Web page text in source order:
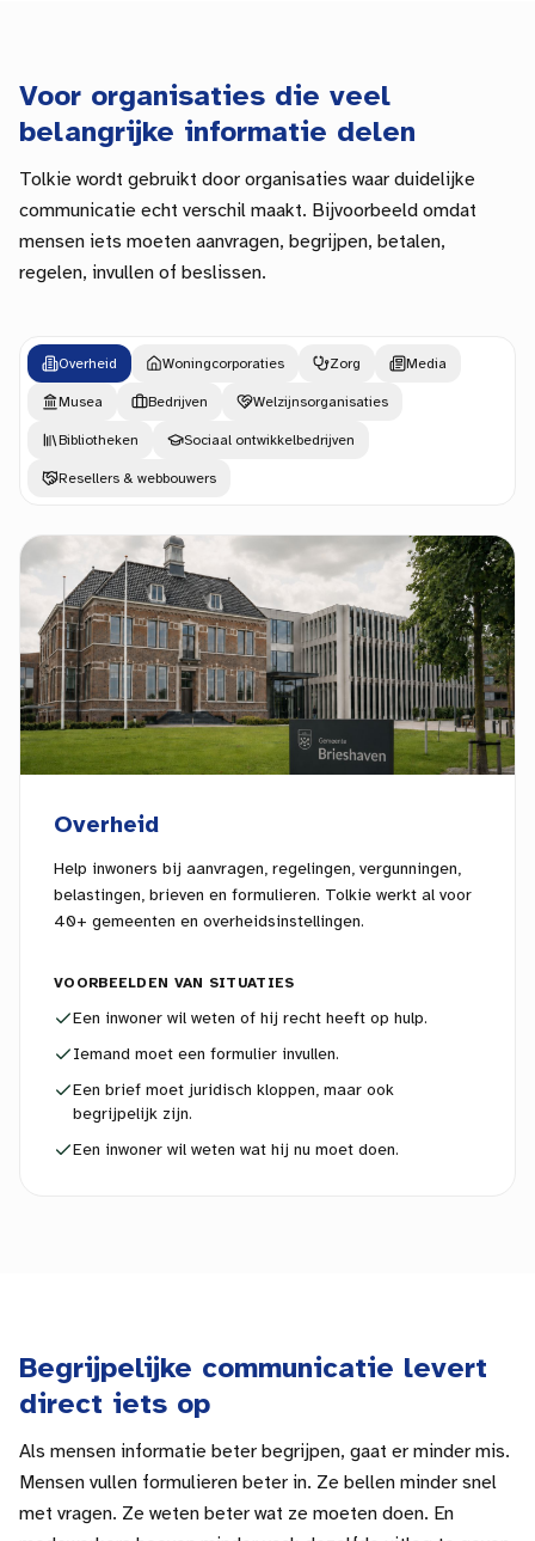
Voor organisaties die veel
belangrijke informatie delen
Tolkie wordt gebruikt door organisaties waar duidelijke
communicatie echt verschil maakt. Bijvoorbeeld omdat
mensen iets moeten aanvragen, begrijpen, betalen,
regelen, invullen of beslissen.
Overheid Woningcorporaties Zorg Media
Musea Bedrijven Welzijnsorganisaties
Bibliotheken Sociaal ontwikkelbedrijven
Resellers & webbouwers
Overheid
Help inwoners bij aanvragen, regelingen, vergunningen,
belastingen, brieven en formulieren. Tolkie werkt al voor
40+ gemeenten en overheidsinstellingen.
VOORBEELDEN VAN SITUATIES
Een inwoner wil weten of hij recht heeft op hulp.
Iemand moet een formulier invullen.
Een brief moet juridisch kloppen, maar ook
begrijpelijk zijn.
Een inwoner wil weten wat hij nu moet doen.
Begrijpelijke communicatie levert
direct iets op
Als mensen informatie beter begrijpen, gaat er minder mis.
Mensen vullen formulieren beter in. Ze bellen minder snel
met vragen. Ze weten beter wat ze moeten doen. En